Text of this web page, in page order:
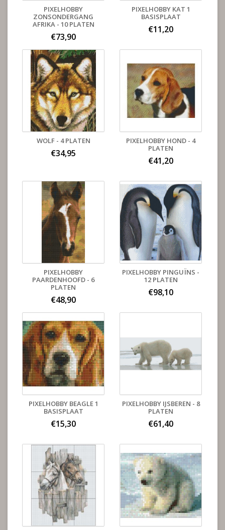
PIXELHOBBY
ZONSONDERGANG
AFRIKA - 10 PLATEN
€73,90
PIXELHOBBY KAT 1
BASISPLAAT
€11,20
WOLF - 4 PLATEN
€34,95
PIXELHOBBY HOND - 4
PLATEN
€41,20
PIXELHOBBY
PAARDENHOOFD - 6
PLATEN
€48,90
PIXELHOBBY PINGUÏNS -
12 PLATEN
€98,10
PIXELHOBBY BEAGLE 1
BASISPLAAT
€15,30
PIXELHOBBY IJSBEREN - 8
PLATEN
€61,40